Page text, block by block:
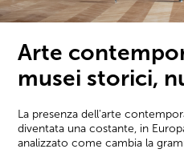
Arte
musei storici,
La presenza dell'arte
diventata una costante, in
analizzato come cambia la